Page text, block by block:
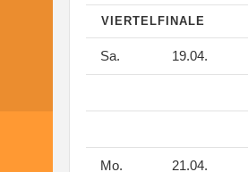
VIERTELFINALE
Sa. 19.04.
Mo. 21.04.